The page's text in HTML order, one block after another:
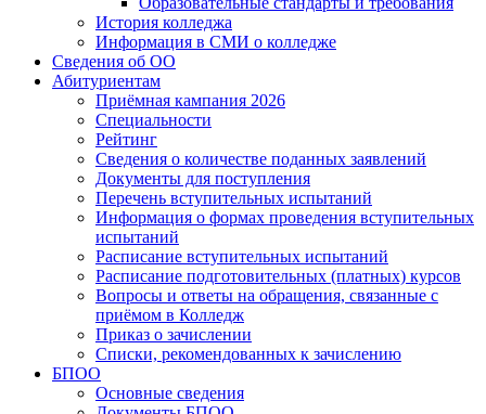
История колледжа
Информация в СМИ о колледже
Сведения об ОО
Абитуриентам
Приёмная кампания 2026
Специальности
Рейтинг
Сведения о количестве поданных заявлений
Документы для поступления
Перечень вступительных испытаний
Информация о формах проведения вступительных
испытаний
Расписание вступительных испытаний
Расписание подготовительных (платных) курсов
Вопросы и ответы на обращения, связанные с
приёмом в Колледж
Приказ о зачислении
Списки, рекомендованных к зачислению
БПОО
Основные сведения